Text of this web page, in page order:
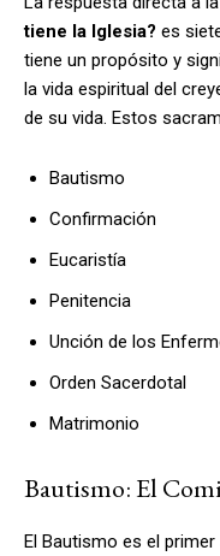
tiene la Iglesia? es
tiene un propósito y
la vida espiritual del
de su vida. Estos
Bautismo
Confirmación
Eucaristía
Penitencia
Unción de los
Orden Sacerdotal
Matrimonio
Bautismo: El
El Bautismo es el